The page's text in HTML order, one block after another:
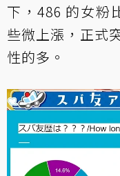
下，486 的女粉
些微上漲，正式
性的多。